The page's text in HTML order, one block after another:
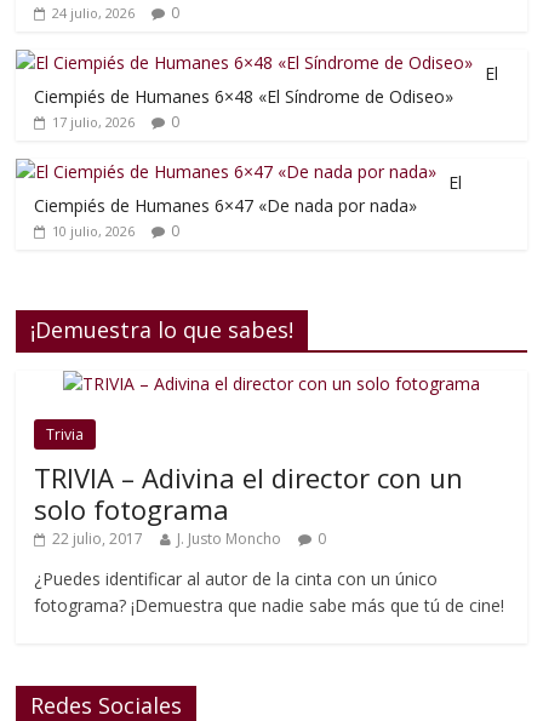
24 julio, 2026 0
El
Ciempiés de Humanes 6×48 «El Síndrome de Odiseo»
17 julio, 2026 0
El
Ciempiés de Humanes 6×47 «De nada por nada»
10 julio, 2026 0
¡Demuestra lo que sabes!
Trivia
TRIVIA – Adivina el director con un
solo fotograma
22 julio, 2017 J. Justo Moncho 0
¿Puedes identificar al autor de la cinta con un único
fotograma? ¡Demuestra que nadie sabe más que tú de cine!
Redes Sociales